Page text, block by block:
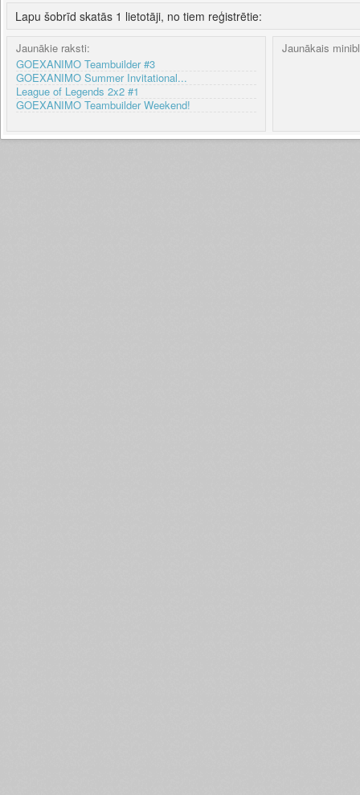
Lapu šobrīd skatās 1 lietotāji, no tiem reģistrētie:
Jaunākie raksti:
GOEXANIMO Teambuilder #3
GOEXANIMO Summer Invitational...
League of Legends 2x2 #1
GOEXANIMO Teambuilder Weekend!
Jaunākais